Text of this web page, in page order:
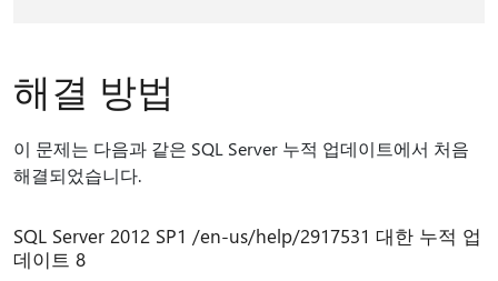
해결 방법
이 문제는 다음과 같은 SQL Server 누적 업데이트에서 처음
해결되었습니다.
SQL Server 2012 SP1 /en-us/help/2917531 대한 누적 업
데이트 8